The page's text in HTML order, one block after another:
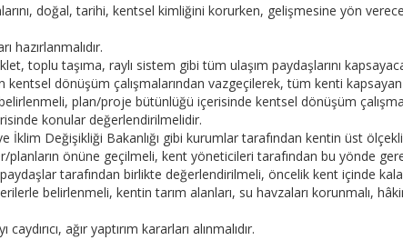
doğal, tarihi, kentsel kimliğini korurken, gelişmesine yön
hazırlanmalıdır.
toplu taşıma, raylı sistem gibi tüm ulaşım paydaşlarını
kentsel dönüşüm çalışmalarından vazgeçilerek, tüm kenti
plan/proje bütünlüğü içerisinde kentsel dönüşüm
konular değerlendirilmelidir.
İklim Değişikliği Bakanlığı gibi kurumlar tarafından kentin üst
önüne geçilmeli, kent yöneticileri tarafından bu yönde
tarafından birlikte değerlendirilmeli, öncelik kent içinde kalan
belirlenmeli, kentin tarım alanları, su havzaları korunmalı,
ağır yaptırım kararları alınmalıdır.